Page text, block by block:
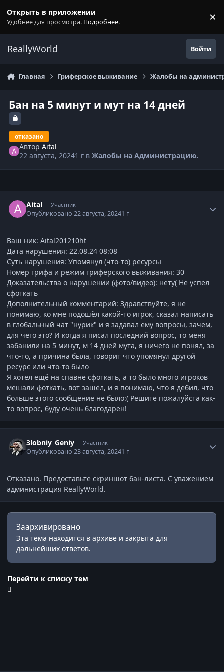
Открыть в приложении
Удобнее для просмотра. Подробнее. ×
ReallyWorld Войти
Главная Гриферское выживание Жалобы на
Бан на 5 минут и мут на 14 дней
отказано
АвторAital
22 августа, 20241 г вЖалобы на Администрацию.
Aital Участник
Опубликовано22 августа, 20241 г
Ваш ник: Aital201210ht
Дата нарушения: 22.08.24 08:08
Суть нарушения: Упомянул (что-то) ресурсы
Номер грифа и режим гриферского выживания: 30
Доказательства о нарушении (фото/видео): нету( Не успел
сфоткать
Дополнительный комментарий: Здравствуйте, я не
понимаю, ко мне подошёл какой-то игрок, сказал написать
в глобальный чат "нурик" и я задавал ему вопросы, зачем,
для чего это? И когда я писал последний вопрос, то меня
забанили на 5 минут, м 14 дней мута, я ничего не понял, за
что-то, а причина была, говорит что упомянул другой
ресурс или что-то было
Я хотел ещё на спавне сфоткать, а то было много игроков
мешали фоткать, вот зашёл, и я понимаю, что я дебил, что
больше этого сообщение не было:( Решите пожалуйста как-
то вопрос, буду очень благодарен!
3lobniy_Geniy Участник
Опубликовано23 августа, 20241 г
Отказано. Предоставьте скриншот бан-листа. С уважением
администрация ReallyWorld.
Заархивировано
Эта тема находится в архиве и закрыта для
дальнейших ответов.
Перейти к списку тем